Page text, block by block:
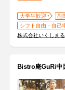
大学生歓迎 副
シフト自由・自己
株式会社いくしま
Bistro庵GuRi中